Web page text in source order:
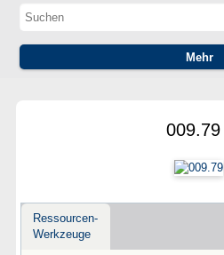
009.79
Ressourcen-
Werkzeuge